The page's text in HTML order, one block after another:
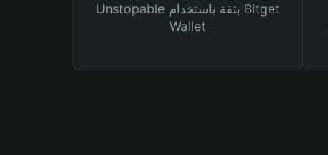
Unstopable بثقة باستخدام Bitget
Wallet